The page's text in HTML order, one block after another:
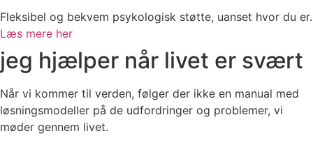
Fleksibel og bekvem psykologisk støtte, uanset hvor du er.
Læs mere her
jeg hjælper når livet er svært
Når vi kommer til verden, følger der ikke en manual med
løsningsmodeller på de udfordringer og problemer, vi
møder gennem livet.